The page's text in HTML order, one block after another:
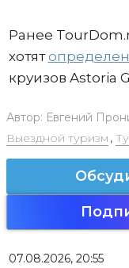
Ранее
хотят
круизов Astoria
Автор: Евгений
Выездной туризм ,
07.08.2026, 20:55